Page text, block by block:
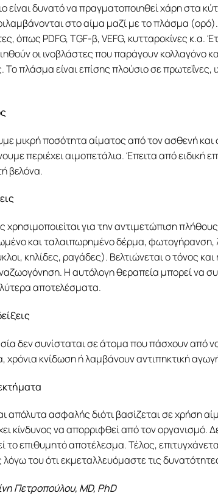
είναι δυνατό να πραγματοποιηθεί χάρη στα
στο αίμα μαζί με το πλάσμα
όπως PDFG, TGF-β, VEFG, κυτταροκίνες κ.α.
οι ινοβλάστες που παράγουν κολλαγόνο
πλάσμα είναι επίσης πλούσιο σε πρωτεΐνες,
μικρή ποσότητα αίματος από τον ασθενή
περιέχει αιμοπετάλια. Έπειτα από ειδική
βελόνα.
χρησιμοποιείται για την αντιμετώπιση
και ταλαιπωρημένο δέρμα, φωτογήρανση,
κηλίδες, ραγάδες). Βελτιώνεται ο τόνος
Η αυτόλογη θεραπεία μπορεί να
αποτελέσματα.
δεν συνίσταται σε άτομα που πάσχουν από
χρόνια κνίδωση ή λαμβάνουν αντιπηκτική
απόλυτα ασφαλής διότι βασίζεται σε χρήση
κίνδυνος να απορριφθεί από τον οργανισμό.
το επιθυμητό αποτέλεσμα. Τέλος,
του ότι εκμεταλλευόμαστε τις
Πετροπούλου, MD, PhD